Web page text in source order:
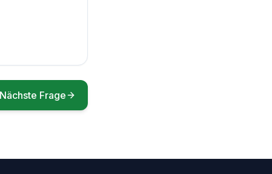
Nächste Frage